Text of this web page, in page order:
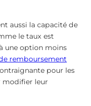
aussi la capacité de
le taux est
une option moins
remboursement
pour les
modifier leur